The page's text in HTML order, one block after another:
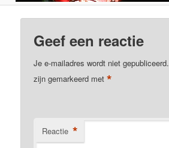
Geef een reactie
Je e-mailadres wordt niet gepubliceerd.
zijn gemarkeerd met*
Reactie *